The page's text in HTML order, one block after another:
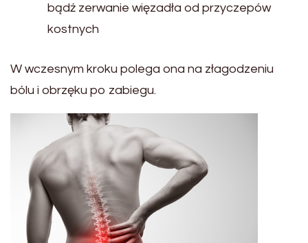
bądź zerwanie więzadła od przyczepów
kostnych
W wczesnym kroku polega ona na złagodzeniu
bólu i obrzęku po zabiegu.